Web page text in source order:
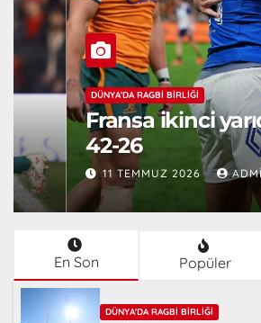
DÜNYA'DA RAGBI BIRLIĞI
Fransa ikinci yarıda
42-26
11 TEMMUZ 2026 ADMIN
En Son Popüler
DÜNYA'DA RAGBI BIRLIĞI